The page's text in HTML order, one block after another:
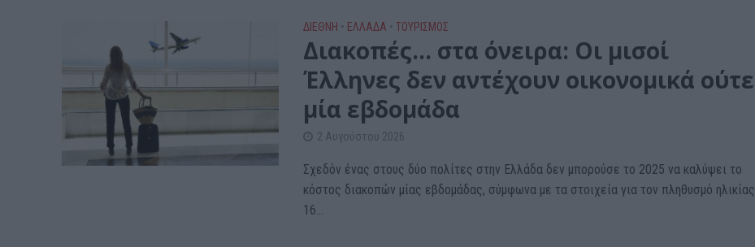
ΔΙΕΘΝΗ • ΕΛΛΑΔΑ • ΤΟΥΡΙΣΜΟΣ
Διακοπές… στα όνειρα: Οι μισοί
Έλληνες δεν αντέχουν οικονομικά ούτε
μία εβδομάδα
2 Αυγούστου 2026
Σχεδόν ένας στους δύο πολίτες στην Ελλάδα δεν μπορούσε το 2025 να καλύψει το
κόστος διακοπών μίας εβδομάδας, σύμφωνα με τα στοιχεία για τον πληθυσμό ηλικίας
16...